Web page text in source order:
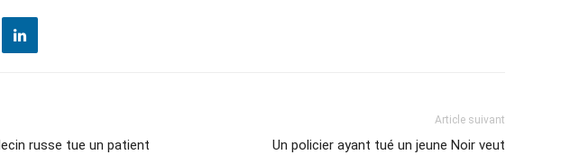
russe tue un patient
Article suivant
Un policier ayant tué un jeune Noir veut